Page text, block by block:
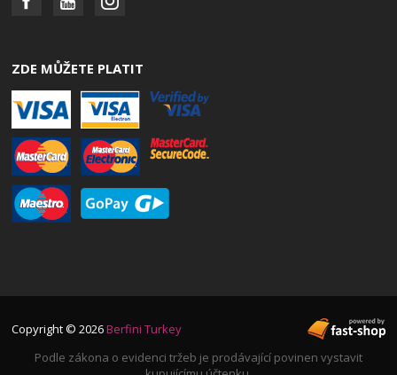
ZDE MŮŽETE PLATIT
Copyright © 2026Berfini Turkey
Podle zákona o evidenci tržeb je prodávající povinen vystavit